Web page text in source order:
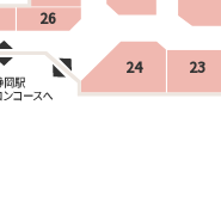
23
24
26